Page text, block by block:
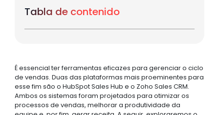
Tabla de contenido
É essencial ter ferramentas eficazes para gerenciar o ciclo
de vendas. Duas das plataformas mais proeminentes para
esse fim são o HubSpot Sales Hub e o Zoho Sales CRM.
Ambos os sistemas foram projetados para otimizar os
processos de vendas, melhorar a produtividade da